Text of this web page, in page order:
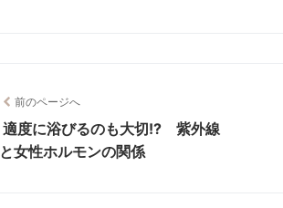
前のページへ
適度に浴びるのも大切!? 紫外線
と女性ホルモンの関係